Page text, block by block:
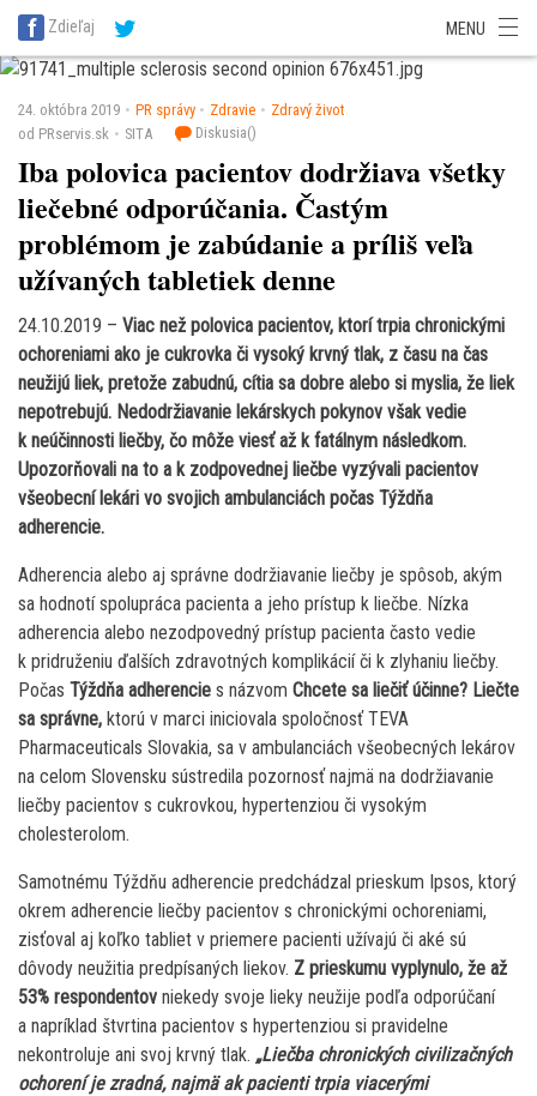
SITA Energetika
SITA Potravinárstvo
Zdieľaj MENU
24. októbra 2019 PR správy Zdravie
Zdravý život
od PRservis.sk
SITA Diskusia()
Iba polovica pacientov dodržiava všetky
liečebné odporúčania. Častým
problémom je zabúdanie a príliš veľa
užívaných tabletiek denne
24.10.2019 – Viac než polovica pacientov, ktorí trpia chronickými
ochoreniami ako je cukrovka či vysoký krvný tlak, z času na čas
neužijú liek, pretože zabudnú, cítia sa dobre alebo si myslia, že liek
nepotrebujú. Nedodržiavanie lekárskych pokynov však vedie
k neúčinnosti liečby, čo môže viesť až k fatálnym následkom.
Upozorňovali na to a k zodpovednej liečbe vyzývali pacientov
všeobecní lekári vo svojich ambulanciách počas Týždňa
adherencie.
Adherencia alebo aj správne dodržiavanie liečby je spôsob, akým
sa hodnotí spolupráca pacienta a jeho prístup k liečbe. Nízka
adherencia alebo nezodpovedný prístup pacienta často vedie
k pridruženiu ďalších zdravotných komplikácií či k zlyhaniu liečby.
Počas Týždňa adherencie s názvom Chcete sa liečiť účinne? Liečte
sa správne, ktorú v marci iniciovala spoločnosť TEVA
Pharmaceuticals Slovakia, sa v ambulanciách všeobecných lekárov
na celom Slovensku sústredila pozornosť najmä na dodržiavanie
liečby pacientov s cukrovkou, hypertenziou či vysokým
cholesterolom.
Samotnému Týždňu adherencie predchádzal prieskum Ipsos, ktorý
okrem adherencie liečby pacientov s chronickými ochoreniami,
zisťoval aj koľko tabliet v priemere pacienti užívajú či aké sú
dôvody neužitia predpísaných liekov. Z prieskumu vyplynulo, že až
53% respondentov niekedy svoje lieky neužije podľa odporúčaní
a napríklad štvrtina pacientov s hypertenziou si pravidelne
nekontroluje ani svoj krvný tlak. „Liečba chronických civilizačných
ochorení je zradná, najmä ak pacienti trpia viacerými